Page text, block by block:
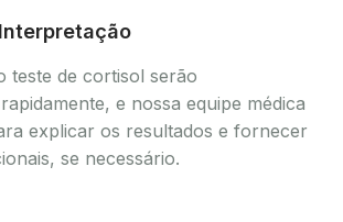
teste de cortisol serão
e nossa equipe médica
explicar os resultados e fornecer
se necessário.